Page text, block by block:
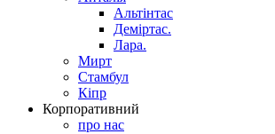
Альтінтас
Деміртас.
Лара.
Мирт
Стамбул
Кіпр
Корпоративний
про нас